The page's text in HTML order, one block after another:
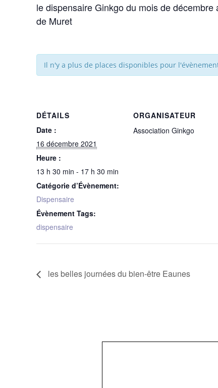
le dispensaire Ginkgo du mois de
de Muret
Il n'y a plus de places disponibles pour
DÉTAILS
Date :
16 décembre 2021
Heure :
13 h 30 min - 17 h 30 min
Catégorie d’Évènement:
Dispensaire
Évènement Tags:
dispensaire
ORGANISATEUR
Association Ginkgo
les belles journées du bien-être Eaunes